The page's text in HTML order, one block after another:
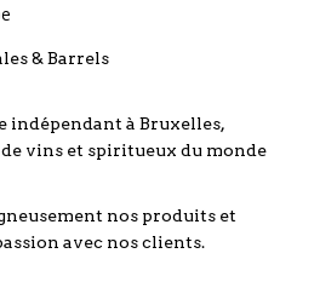
& Barrels
indépendant à Bruxelles,
vins et spiritueux du monde
nos produits et
avec nos clients.